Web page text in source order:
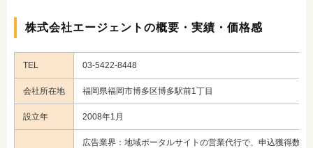
株式会社エージェントの概要・実績・価格感
TEL 03-5422-8448
会社所在地 福岡県福岡市博多区博多駅前1丁目
設立年 2008年1月
広告業界：地域ポータルサイトの営業代行で、申込獲得数が